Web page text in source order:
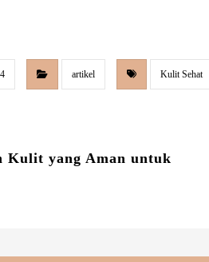
artikel Kulit Sehat
Kulit yang Aman untuk